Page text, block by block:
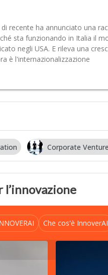
recente ha annunciato una
sta funzionando in Italia il
negli USA. E rileva una
è l'internazionalizzazione
Corporate
Che cos'è InnoverAI